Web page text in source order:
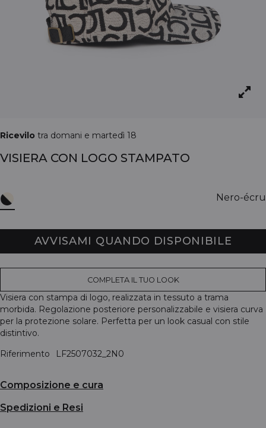
Ricevilo tra domani e martedì 18
VISIERA CON LOGO STAMPATO
Nero-écru
AVVISAMI QUANDO DISPONIBILE
COMPLETA IL TUO LOOK
Visiera con stampa di logo, realizzata in tessuto a trama
morbida. Regolazione posteriore personalizzabile e visiera curva
per la protezione solare. Perfetta per un look casual con stile
distintivo.
Riferimento
LF2507032_2N0
Composizione e cura
Spedizioni e Resi